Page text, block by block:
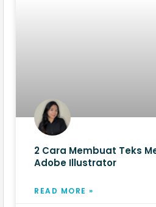
2 Cara Membuat Teks
Adobe Illustrator​
READ MORE »